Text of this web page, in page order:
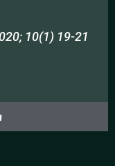
10(1) 19-21